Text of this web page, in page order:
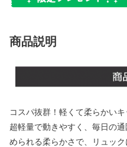
商品説明
コスパ抜群！軽くて柔らかい
超軽量で動きやすく、毎日の
められる柔らかさで、リュッ